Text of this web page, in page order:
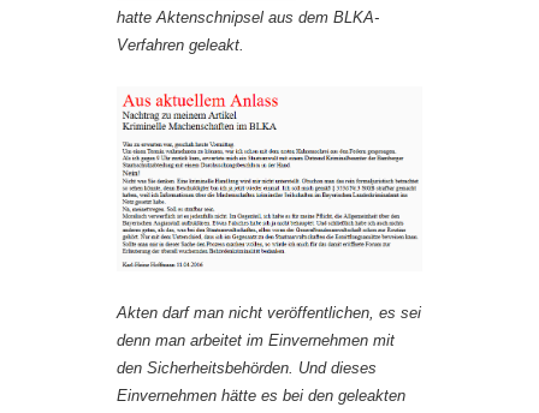
hatte Aktenschnipsel aus dem BLKA-
Verfahren geleakt.
Akten darf man nicht veröffentlichen, es sei
denn man arbeitet im Einvernehmen mit
den Sicherheitsbehörden. Und dieses
Einvernehmen hätte es bei den geleakten